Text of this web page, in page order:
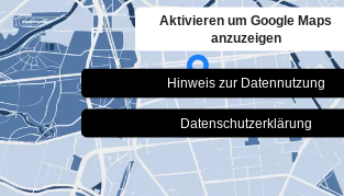
Aktivieren um Google Maps
anzuzeigen
Hinweis zur Datennutzung
Datenschutzerklärung